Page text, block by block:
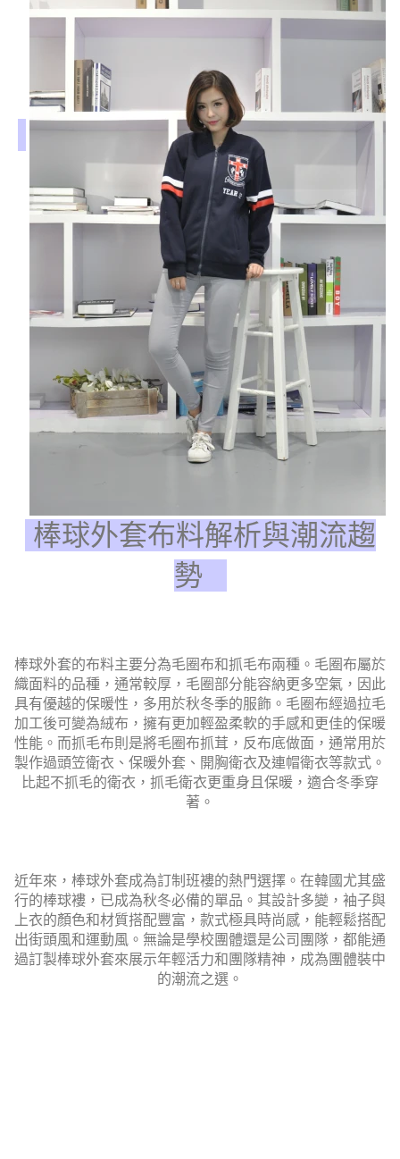
棒球外套布料解析與潮流趨
勢
棒球外套的布料主要分為毛圈布和抓毛布兩種。毛圈布屬於
織面料的品種，通常較厚，毛圈部分能容納更多空氣，因此
具有優越的保暖性，多用於秋冬季的服飾。毛圈布經過拉毛
加工後可變為絨布，擁有更加輕盈柔軟的手感和更佳的保暖
性能。而抓毛布則是將毛圈布抓茸，反布底做面，通常用於
製作過頭笠衛衣、保暖外套、開胸衛衣及連帽衛衣等款式。
比起不抓毛的衛衣，抓毛衛衣更重身且保暖，適合冬季穿
著。
近年來，棒球外套成為訂制班褸的熱門選擇。在韓國尤其盛
行的棒球褸，已成為秋冬必備的單品。其設計多變，袖子與
上衣的顏色和材質搭配豐富，款式極具時尚感，能輕鬆搭配
出街頭風和運動風。無論是學校團體還是公司團隊，都能通
過訂製棒球外套來展示年輕活力和團隊精神，成為團體裝中
的潮流之選。